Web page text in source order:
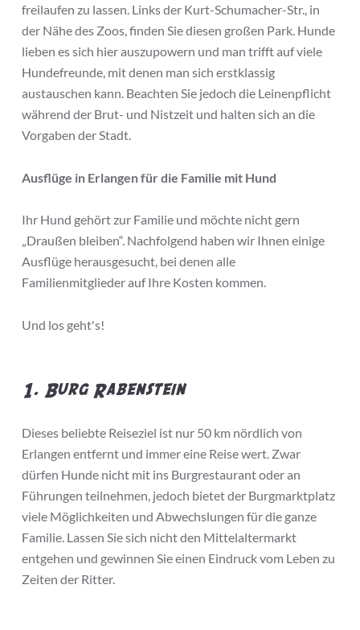
freilaufen zu lassen. Links der Kurt-Schumacher-Str., in
der Nähe des Zoos, finden Sie diesen großen Park. Hunde
lieben es sich hier auszupowern und man trifft auf viele
Hundefreunde, mit denen man sich erstklassig
austauschen kann. Beachten Sie jedoch die Leinenpflicht
während der Brut- und Nistzeit und halten sich an die
Vorgaben der Stadt.
Ausflüge in Erlangen für die Familie mit Hund
Ihr Hund gehört zur Familie und möchte nicht gern
„Draußen bleiben“. Nachfolgend haben wir Ihnen einige
Ausflüge herausgesucht, bei denen alle
Familienmitglieder auf Ihre Kosten kommen.
Und los geht's!
1. Burg Rabenstein
Dieses beliebte Reiseziel ist nur 50 km nördlich von
Erlangen entfernt und immer eine Reise wert. Zwar
dürfen Hunde nicht mit ins Burgrestaurant oder an
Führungen teilnehmen, jedoch bietet der Burgmarktplatz
viele Möglichkeiten und Abwechslungen für die ganze
Familie. Lassen Sie sich nicht den Mittelaltermarkt
entgehen und gewinnen Sie einen Eindruck vom Leben zu
Zeiten der Ritter.